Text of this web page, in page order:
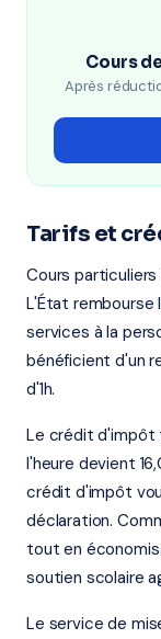
Cours
Après
Tarifs et
Cours
L'État
services à la
bénéficient d'un
d'1h.
Le crédit d'impôt
l'heure devient
crédit d'impôt
déclaration.
tout en
soutien scolaire
Le service de